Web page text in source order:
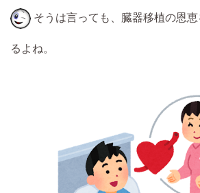
そうは言っても、臓器移植の恩
るよね。